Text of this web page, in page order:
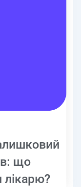
що
лікарю?